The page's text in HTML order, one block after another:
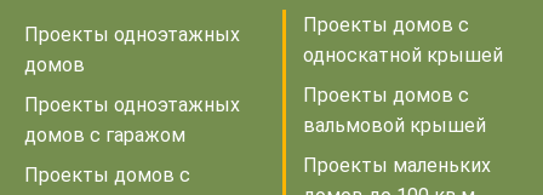
Проекты одноэтажных
домов
Проекты одноэтажных
домов с гаражом
Проекты домов с
Проекты домов с
односкатной крышей
Проекты домов с
вальмовой крышей
Проекты маленьких